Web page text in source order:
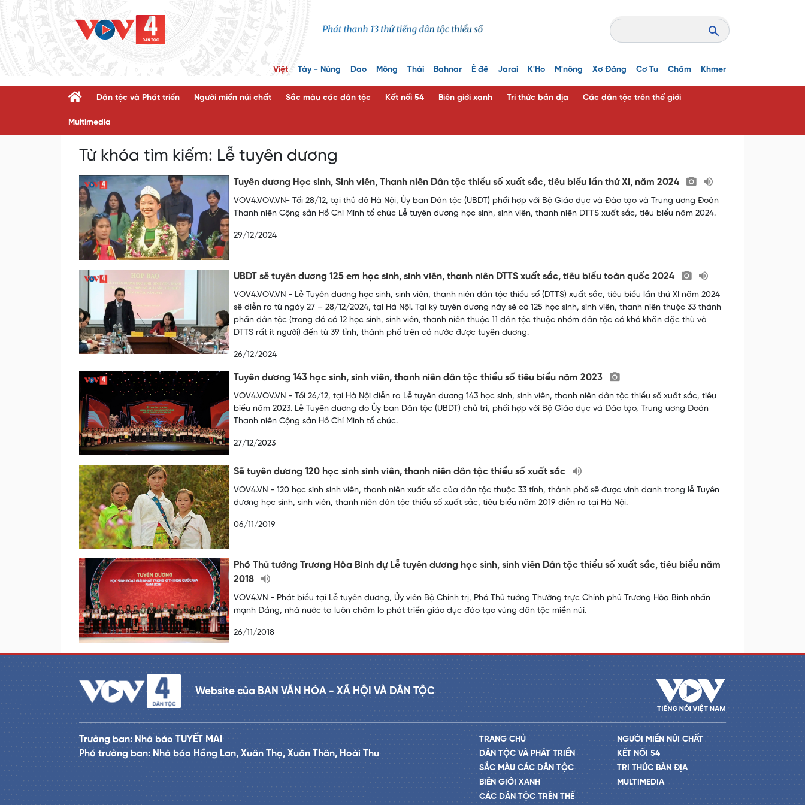
Việt Tày - Nùng Dao Mông Thái Bahnar Ê đê Jarai K'Ho M'nông Xơ Đăng Cơ Tu Chăm Khmer
Dân tộc và Phát triển Người miền núi chất Sắc màu các dân tộc Kết nối 54 Biên giới xanh Tri thức bản địa Các dân tộc trên thế giới
Multimedia
Từ khóa tìm kiếm: Lễ tuyên dương
Tuyên dương Học sinh, Sinh viên, Thanh niên Dân tộc thiểu số xuất sắc, tiêu biểu lần thứ XI, năm 2024
VOV4.VOV.VN- Tối 28/12, tại thủ đô Hà Nội, Ủy ban Dân tộc (UBDT) phối hợp với Bộ Giáo dục và Đào tạo và Trung ương Đoàn
Thanh niên Cộng sản Hồ Chí Minh tổ chức Lễ tuyên dương học sinh, sinh viên, thanh niên DTTS xuất sắc, tiêu biểu năm 2024.
29/12/2024
UBDT sẽ tuyên dương 125 em học sinh, sinh viên, thanh niên DTTS xuất sắc, tiêu biểu toàn quốc 2024
VOV4.VOV.VN - Lễ Tuyên dương học sinh, sinh viên, thanh niên dân tộc thiểu số (DTTS) xuất sắc, tiêu biểu lần thứ XI năm 2024
sẽ diễn ra từ ngày 27 – 28/12/2024, tại Hà Nội. Tại kỳ tuyên dương này sẽ có 125 học sinh, sinh viên, thanh niên thuộc 33 thành
phần dân tộc (trong đó có 12 học sinh, sinh viên, thanh niên thuộc 11 dân tộc thuộc nhóm dân tộc có khó khăn đặc thù và
DTTS rất ít người) đến từ 39 tỉnh, thành phố trên cả nước được tuyên dương.
26/12/2024
Tuyên dương 143 học sinh, sinh viên, thanh niên dân tộc thiểu số tiêu biểu năm 2023
VOV4.VOV.VN - Tối 26/12, tại Hà Nội diễn ra Lễ tuyên dương 143 học sinh, sinh viên, thanh niên dân tộc thiểu số xuất sắc, tiêu
biểu năm 2023. Lễ Tuyên dương do Ủy ban Dân tộc (UBDT) chủ trì, phối hợp với Bộ Giáo dục và Đào tạo, Trung ương Đoàn
Thanh niên Cộng sản Hồ Chí Minh tổ chức.
27/12/2023
Sẽ tuyên dương 120 học sinh sinh viên, thanh niên dân tộc thiểu số xuất sắc
VOV4.VN - 120 học sinh sinh viên, thanh niên xuất sắc của dân tộc thuộc 33 tỉnh, thành phố sẽ được vinh danh trong lễ Tuyên
dương học sinh, sinh viên, thanh niên dân tộc thiểu số xuất sắc, tiêu biểu năm 2019 diễn ra tại Hà Nội.
06/11/2019
Phó Thủ tướng Trương Hòa Bình dự Lễ tuyên dương học sinh, sinh viên Dân tộc thiểu số xuất sắc, tiêu biểu năm
2018
VOV4.VN - Phát biểu tại Lễ tuyên dương, Ủy viên Bộ Chính trị, Phó Thủ tướng Thường trực Chính phủ Trương Hòa Bình nhấn
mạnh Đảng, nhà nước ta luôn chăm lo phát triển giáo dục đào tạo vùng dân tộc miền núi.
26/11/2018
Website của BAN VĂN HÓA - XÃ HỘI VÀ DÂN TỘC
Trưởng ban: Nhà báo TUYẾT MAI
Phó trưởng ban: Nhà báo Hồng Lan, Xuân Thọ, Xuân Thân, Hoài Thu
TRANG CHỦ
DÂN TỘC VÀ PHÁT TRIỂN
SẮC MÀU CÁC DÂN TỘC
BIÊN GIỚI XANH
CÁC DÂN TỘC TRÊN THẾ
NGƯỜI MIỀN NÚI CHẤT
KẾT NỐI 54
TRI THỨC BẢN ĐỊA
MULTIMEDIA